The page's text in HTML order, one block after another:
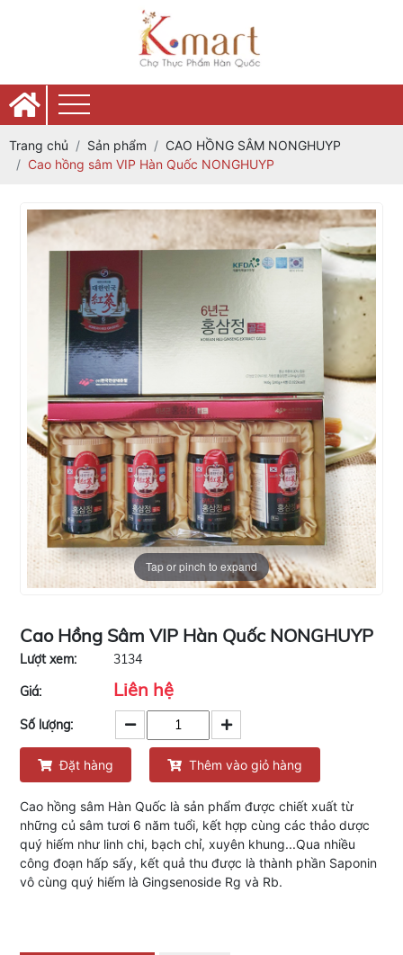
Trang chủ Sản phẩm
CAO HỒNG SÂM NONGHUYP
Cao hồng sâm VIP Hàn Quốc NONGHUYP
Tap or pinch to expand
Cao Hồng Sâm VIP Hàn Quốc NONGHUYP
Lượt xem:
3134
Giá:
Liên hệ
Số lượng:
Đặt hàng Thêm vào giỏ hàng
Cao hồng sâm Hàn Quốc là sản phẩm được chiết xuất từ
những củ sâm tươi 6 năm tuổi, kết hợp cùng các thảo dược
quý hiếm như linh chi, bạch chỉ, xuyên khung...Qua nhiều
công đoạn hấp sấy, kết quả thu được là thành phần Saponin
vô cùng quý hiếm là Gingsenoside Rg và Rb.